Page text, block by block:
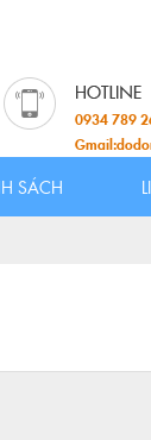
0934 789
SÁCH